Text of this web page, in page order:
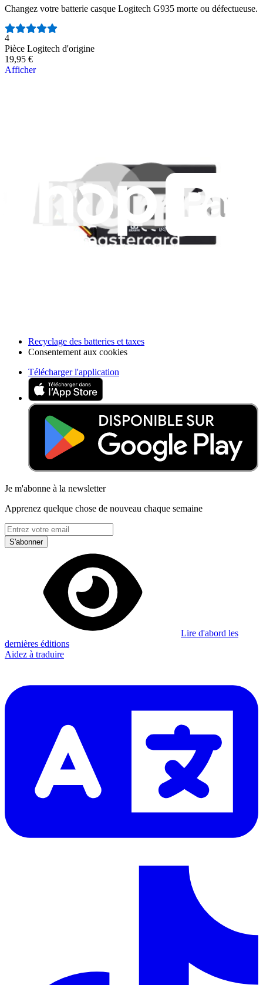
Changez votre batterie casque Logitech G935 morte ou défectueuse.
Nombre d'avis :
4
Pièce Logitech d'origine
19,95 €
Afficher
Actualités
Participer
Vente en gros PRO
Trouver un revendeur
Pour les fabricants
Recyclage des batteries et taxes
Consentement aux cookies
Télécharger l'application
Je m'abonne à la newsletter
Apprenez quelque chose de nouveau chaque semaine
S'abonner
Lire d'abord les
dernières éditions
Aidez à traduire